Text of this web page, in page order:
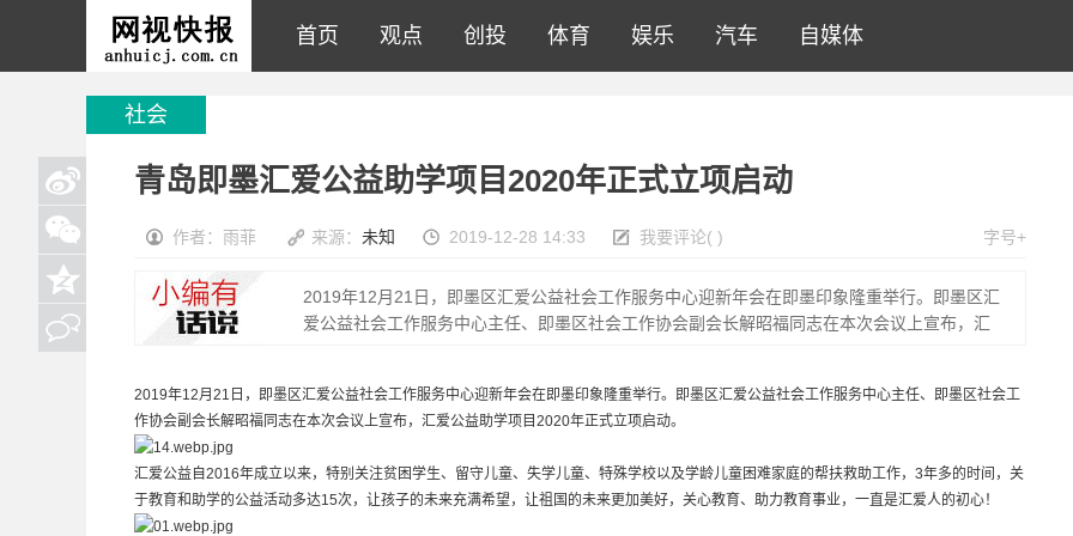
首页 观点 创投 体育 娱乐 汽车 自媒体
社会
青岛即墨汇爱公益助学项目2020年正式立项启动
字号+
作者：雨菲 来源： 未知 2019-12-28 14:33 我要评论( )
2019年12月21日，即墨区汇爱公益社会工作服务中心迎新年会在即墨印象隆重举行。即墨区汇
爱公益社会工作服务中心主任、即墨区社会工作协会副会长解昭福同志在本次会议上宣布，汇
2019年12月21日，即墨区汇爱公益社会工作服务中心迎新年会在即墨印象隆重举行。即墨区汇爱公益社会工作服务中心主任、即墨区社会工
作协会副会长解昭福同志在本次会议上宣布，汇爱公益助学项目2020年正式立项启动。
汇爱公益自2016年成立以来，特别关注贫困学生、留守儿童、失学儿童、特殊学校以及学龄儿童困难家庭的帮扶救助工作，3年多的时间，关
于教育和助学的公益活动多达15次，让孩子的未来充满希望，让祖国的未来更加美好，关心教育、助力教育事业，一直是汇爱人的初心！